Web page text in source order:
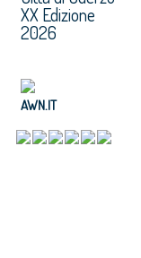
XX Edizione
2026
AWN.IT